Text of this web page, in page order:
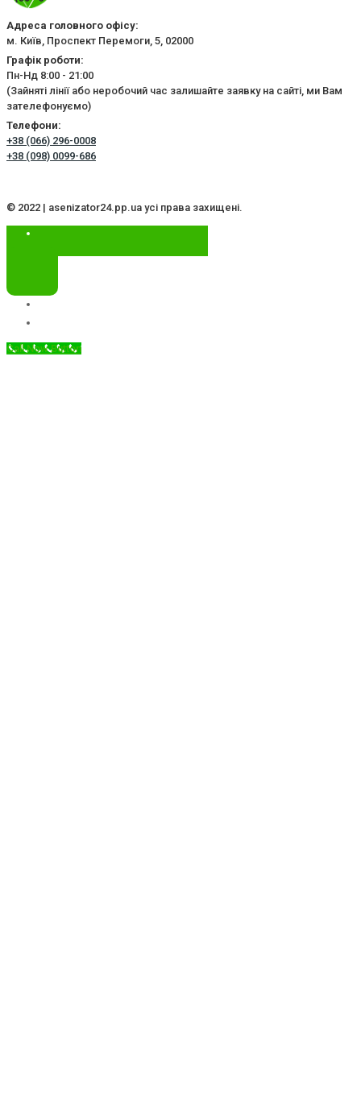
Адреса головного офісу:
м. Київ, Проспект Перемоги, 5, 02000
Графік роботи:
Пн-Нд 8:00 - 21:00
(Зайняті лінії або неробочий час залишайте заявку на сайті, ми Вам
зателефонуємо)
Телефони:
+38 (066) 296-0008
+38 (098) 0099-686
© 2022 | asenizator24.pp.ua усі права захищені.
Call Now Button